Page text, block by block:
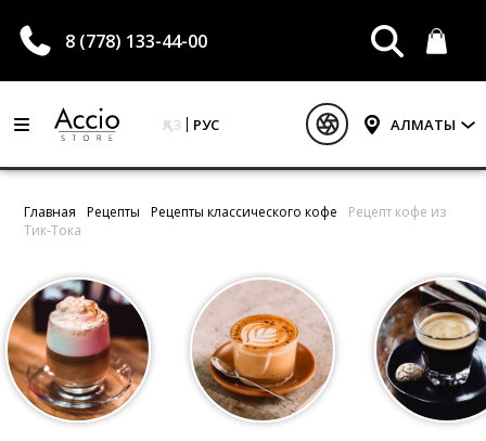
8 (778) 133-44-00
ҚАЗ РУС АЛМАТЫ
Главная Рецепты Рецепты классического кофе
Рецепт кофе из
Тик-Тока